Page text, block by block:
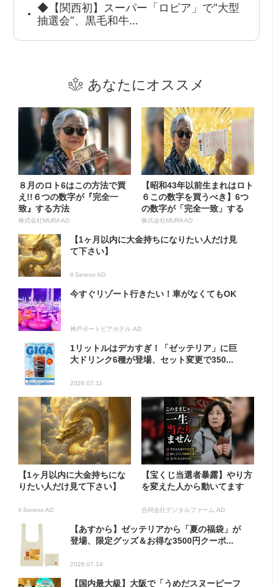
◆【関西初】スーパー「ロピア」で“大型
抽選会”、黒毛和牛…
あなたにオススメ
８月のロト6はこの方法で買
え!!６つの数字が『完全一
致』する方法
株式会社MURA AD
【昭和43年以前生まれはロト
６この数字を買うべき】6つ
の数字が「完全一致」する
方...
株式会社MURA AD
【1ヶ月以内に大金持ちになりたい人だけ見
て下さい】
Il Sereno AD
今すぐリゾート行きたい！車がなくてもOK
神戸ポートピアホテル AD
1リットルはデカすぎ！「ゼッテリア」に巨
大ドリンク6種が登場、セット変更で350...
2026.07.11
【1ヶ月以内に大金持ちにな
りたい人だけ見て下さい】
Il Sereno AD
【宝くじ当選者暴露】やり方
を変えた人から動いてます
合同会社デジタルファーム AD
【あすから】ゼッテリアから「夏の福袋」が
登場、限定グッズ＆お得な3500円クーポ...
2026.07.14
【国内最大級】大阪で「うめだスヌーピーフ